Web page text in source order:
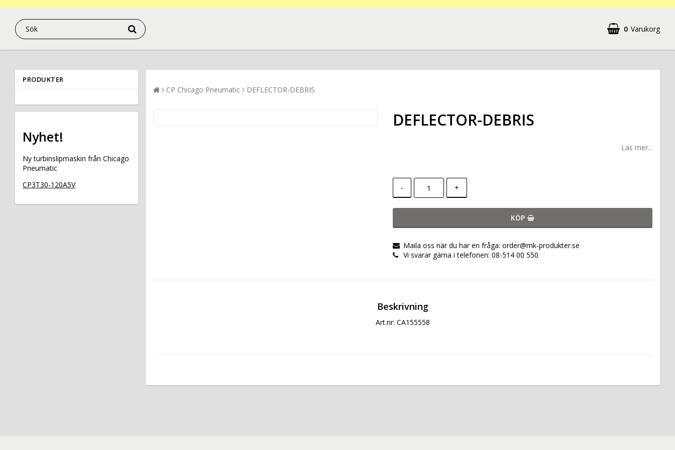
0 Varukorg
PRODUKTER
Nyhet!
Ny turbinslipmaskin från Chicago
Pneumatic
CP3T30-120A5V
CP Chicago Pneumatic DEFLECTOR-DEBRIS
DEFLECTOR-DEBRIS
Läs mer...
- +
KÖP
Maila oss när du har en fråga: order@mk-produkter.se
Vi svarar gärna i telefonen: 08-514 00 550
Beskrivning
Art.nr: CA155558